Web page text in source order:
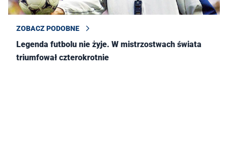
ZOBACZ PODOBNE
Legenda futbolu nie żyje. W mistrzostwach świata
triumfował czterokrotnie